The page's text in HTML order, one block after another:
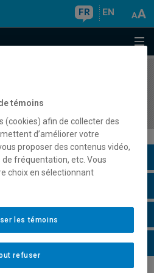
FR EN
témoins
(cookies) afin de collecter des
d’améliorer votre
proposer des contenus vidéo,
de fréquentation, etc. Vous
choix en sélectionnant
refuser
les témoins